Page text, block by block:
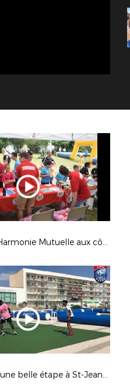
Beach Vert : Harmonie Mutuelle aux côtés de la Ligue
Futnet Tour : une belle étape à St-Jean-de-Monts